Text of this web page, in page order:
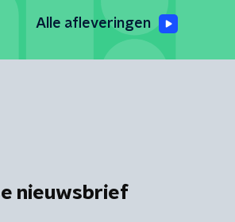
Alle afleveringen
nieuwsbrief